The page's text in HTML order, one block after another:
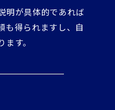
明が具体的であれば
も得られますし、自
す。